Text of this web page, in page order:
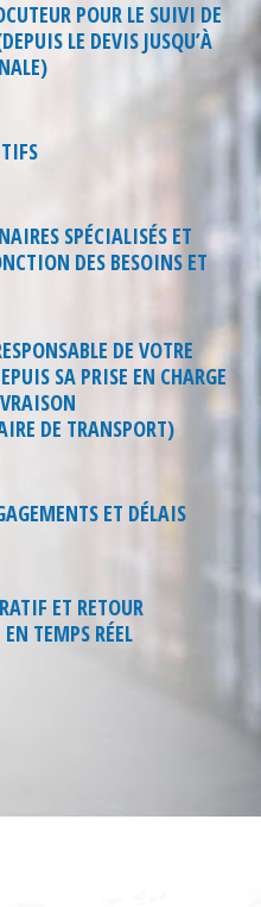
POUR LE SUIVI DE
LE DEVIS JUSQU’À
SPÉCIALISÉS ET
DES BESOINS ET
DE VOTRE
SA PRISE EN CHARGE
DE TRANSPORT)
ET DÉLAIS
ET RETOUR
TEMPS RÉEL